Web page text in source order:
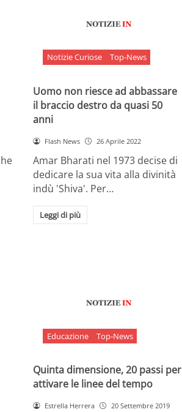
Notizie Curiose Top-News
Uomo non riesce ad abbassare
il braccio destro da quasi 50
anni
Flash News 26 Aprile 2022
Amar Bharati nel 1973 decise di
dedicare la sua vita alla divinità
indù 'Shiva'. Per…
Leggi di più
Educazione Top-News
Quinta dimensione, 20 passi per
attivare le linee del tempo
Estrella Herrera 20 Settembre 2019